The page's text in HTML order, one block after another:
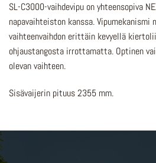
SL-C3000-vaihdevipu on yhteensopiva
napavaihteiston kanssa. Vipumekanismi
vaihteenvaihdon erittäin kevyellä
ohjaustangosta irrottamatta. Optinen
olevan vaihteen.
Sisävaijerin pituus 2355 mm.